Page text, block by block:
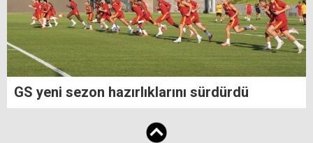
GS yeni sezon hazırlıklarını sürdürdü